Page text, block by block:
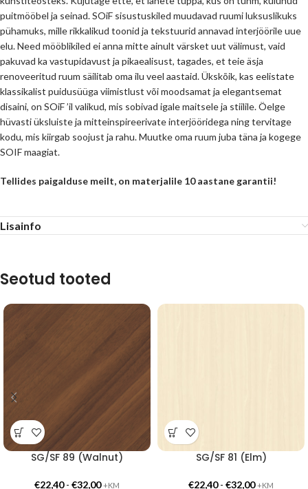
puitmööbel ja seinad. SOiF sisustuskiled muudavad ruumi luksuslikuks
pühamuks, mille rikkalikud toonid ja tekstuurid annavad interjöörile uue
elu. Need mööblikiled ei anna mitte ainult värsket uut välimust, vaid
pakuvad ka vastupidavust ja pikaealisust, tagades, et teie äsja
renoveeritud ruum säilitab oma ilu veel aastaid. Ükskõik, kas eelistate
klassikalist puidusüüga viimistlust või moodsamat ja elegantsemat
disaini, on SOiF ’il valikud, mis sobivad igale maitsele ja stiilile. Öelge
hüvasti üksluiste ja mitteinspireerivate interjööridega ning tervitage
kodu, mis kiirgab soojust ja rahu. Muutke oma ruum juba täna ja kogege
SOIF maagiat.
Tellides paigalduse meilt, on materjalile 10 aastane garantii!
Lisainfo
Seotud tooted
SG/SF 89 (Walnut)
€22,40- €32,00 +KM
SG/SF 81 (Elm)
€22,40- €32,00 +KM